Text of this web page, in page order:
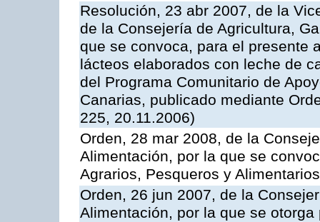
Resolución, 23 abr 2007, de la
de la Consejería de Agricultura,
que se convoca, para el presente
lácteos elaborados con leche de
del Programa Comunitario de
Canarias, publicado mediante
225, 20.11.2006)
Orden, 28 mar 2008, de la
Alimentación, por la que se
Agrarios, Pesqueros y
Orden, 26 jun 2007, de la
Alimentación, por la que se